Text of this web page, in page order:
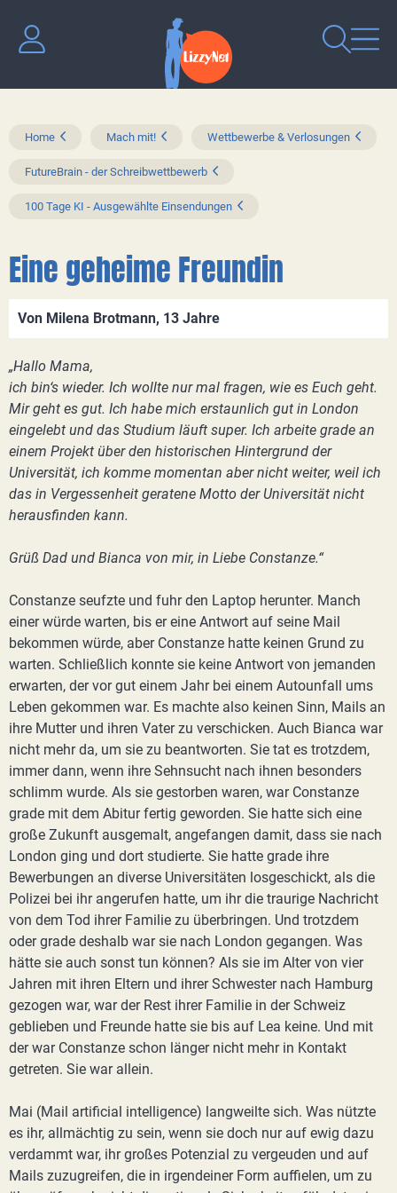
Home Mach mit! Wettbewerbe & Verlosungen
FutureBrain - der Schreibwettbewerb
100 Tage KI - Ausgewählte Einsendungen
Eine geheime Freundin
Von Milena Brotmann, 13 Jahre
„Hallo Mama,
ich bin‘s wieder. Ich wollte nur mal fragen, wie es Euch geht.
Mir geht es gut. Ich habe mich erstaunlich gut in London
eingelebt und das Studium läuft super. Ich arbeite grade an
einem Projekt über den historischen Hintergrund der
Universität, ich komme momentan aber nicht weiter, weil ich
das in Vergessenheit geratene Motto der Universität nicht
herausfinden kann.
Grüß Dad und Bianca von mir, in Liebe Constanze.“
Constanze seufzte und fuhr den Laptop herunter. Manch
einer würde warten, bis er eine Antwort auf seine Mail
bekommen würde, aber Constanze hatte keinen Grund zu
warten. Schließlich konnte sie keine Antwort von jemanden
erwarten, der vor gut einem Jahr bei einem Autounfall ums
Leben gekommen war. Es machte also keinen Sinn, Mails an
ihre Mutter und ihren Vater zu verschicken. Auch Bianca war
nicht mehr da, um sie zu beantworten. Sie tat es trotzdem,
immer dann, wenn ihre Sehnsucht nach ihnen besonders
schlimm wurde. Als sie gestorben waren, war Constanze
grade mit dem Abitur fertig geworden. Sie hatte sich eine
große Zukunft ausgemalt, angefangen damit, dass sie nach
London ging und dort studierte. Sie hatte grade ihre
Bewerbungen an diverse Universitäten losgeschickt, als die
Polizei bei ihr angerufen hatte, um ihr die traurige Nachricht
von dem Tod ihrer Familie zu überbringen. Und trotzdem
oder grade deshalb war sie nach London gegangen. Was
hätte sie auch sonst tun können? Als sie im Alter von vier
Jahren mit ihren Eltern und ihrer Schwester nach Hamburg
gezogen war, war der Rest ihrer Familie in der Schweiz
geblieben und Freunde hatte sie bis auf Lea keine. Und mit
der war Constanze schon länger nicht mehr in Kontakt
getreten. Sie war allein.
Mai (Mail artificial intelligence) langweilte sich. Was nützte
es ihr, allmächtig zu sein, wenn sie doch nur auf ewig dazu
verdammt war, ihr großes Potenzial zu vergeuden und auf
Mails zuzugreifen, die in irgendeiner Form auffielen, um zu